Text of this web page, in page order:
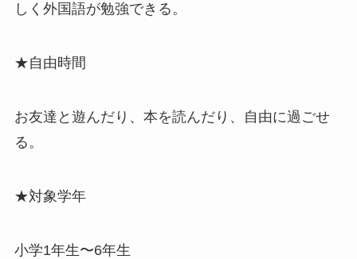
しく外国語が勉強できる。
★自由時間
お友達と遊んだり、本を読んだり、自由に過ごせ
る。
★対象学年
小学1年生〜6年生